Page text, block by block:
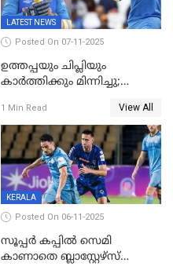
LATEST NEWS
Posted On 07-11-2025
ഉത്തപ്പയും ചിപ്ലിയും
കാർത്തിക്കും മിന്നിച്ചു;
ഇന്ത്യ; ഹോങ്കോങ് സിക്സസ്
ക്രിക്കറ്റ് ടൂർണമെന്റിൽ ജയം
1 Min Read View All
KERALA
Posted On 06-11-2025
സൂപ്പർ കപ്പിൽ സെമി
കാണാതെ ബ്ലാസ്റ്റേഴ്സ്